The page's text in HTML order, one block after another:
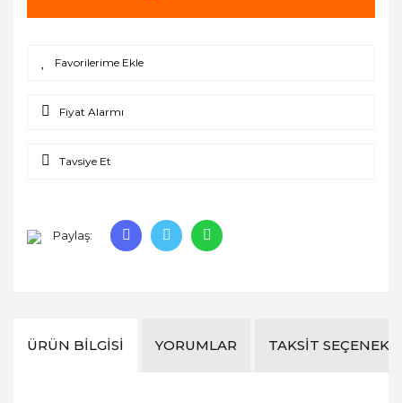
Fiyat Alarmı
Tavsiye Et
Paylaş:
ÜRÜN BILGISI YORUMLAR TAKSIT